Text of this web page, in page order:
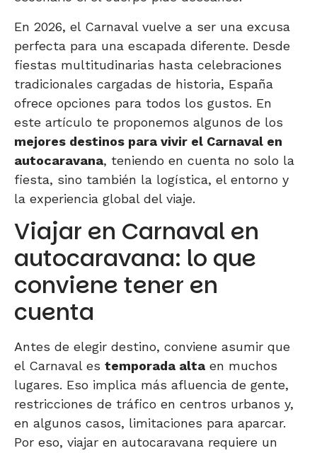
En 2026, el Carnaval vuelve a ser una excusa
perfecta para una escapada diferente. Desde
fiestas multitudinarias hasta celebraciones
tradicionales cargadas de historia, España
ofrece opciones para todos los gustos. En
este artículo te proponemos algunos de los
mejores destinos para vivir el Carnaval en
autocaravana, teniendo en cuenta no solo la
fiesta, sino también la logística, el entorno y
la experiencia global del viaje.
Viajar en Carnaval en
autocaravana: lo que
conviene tener en
cuenta
Antes de elegir destino, conviene asumir que
el Carnaval es temporada alta en muchos
lugares. Eso implica más afluencia de gente,
restricciones de tráfico en centros urbanos y,
en algunos casos, limitaciones para aparcar.
Por eso, viajar en autocaravana requiere un